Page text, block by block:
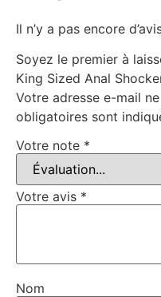
Il n’y a pas encore
Soyez le premier à
King Sized Anal
Votre adresse e-mail
obligatoires sont
Votre note *
Votre avis *
Nom